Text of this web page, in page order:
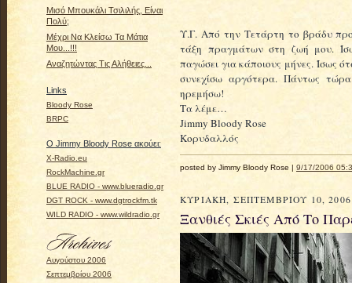
Μισό Μπουκάλι Τσιλιλής, Είναι
Πολύ;
Μέχρι Να Κλείσω Τα Μάτια
Μου...!!!
Αναζητώντας Τις Αλήθειες...
Links
Bloody Rose
BRPC
Ο Jimmy Bloody Rose ακούει:
X-Radio.eu
RockMachine.gr
BLUE RADIO - www.blueradio.gr
DGT ROCK - www.dgtrockfm.tk
WILD RADIO - www.wildradio.gr
Αυγούστου 2006
Σεπτεμβρίου 2006
Υ.Γ. Από την Τετάρτη το βράδυ
τάξη πραγμάτων στη ζωή μου.
παγώσει για κάποιους μήνες. Ίσως
συνεχίσω αργότερα. Πάντως
ηρεμήσω!
Τα λέμε…
Jimmy Bloody Rose
Κορυδαλλός
posted by Jimmy Bloody Rose | 9/17/2006
ΚΥΡΙΑΚΉ, ΣΕΠΤΕΜΒΡΊΟΥ 10, 2006
Ξανθιές Σκιές Από Το